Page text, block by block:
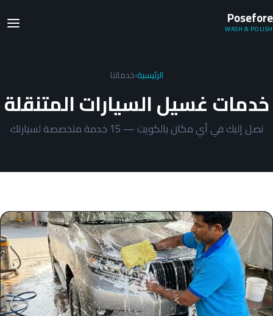
Posefore
WASH & POLISH
الرئيسية›خدماتنا
خدمات غسيل السيارات المتنقلة
نصل إليك في أي مكان بالكويت — 15 خدمة متخصصة لسيارتك